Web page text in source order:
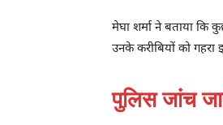
मेघा शर्मा ने बताया
उनके करीबियों को गहरा
पुलिस जांच